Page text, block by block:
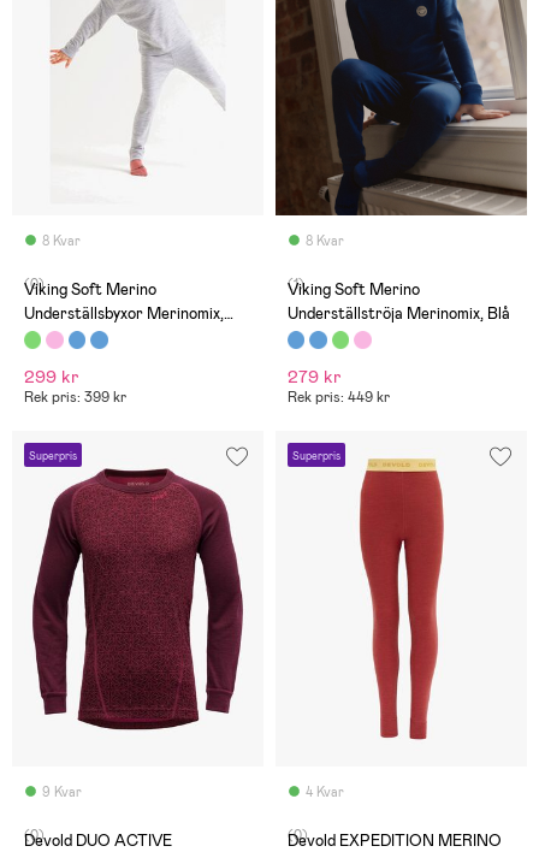
8 Kvar
(0)
Viking Soft Merino
Underställsbyxor Merinomix,
Grå/Ljusgrå
299 kr
Rek pris: 399 kr
8 Kvar
(1)
Viking Soft Merino
Underställströja Merinomix, Blå
279 kr
Rek pris: 449 kr
Superpris
9 Kvar
(0)
Devold DUO ACTIVE
Superpris
4 Kvar
(0)
Devold EXPEDITION MERINO